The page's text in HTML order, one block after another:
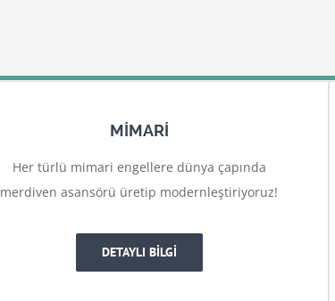
MİMARİ
Her türlü mimari engellere dünya çapında
merdiven asansörü üretip modernleştiriyoruz!
DETAYLI BİLGİ